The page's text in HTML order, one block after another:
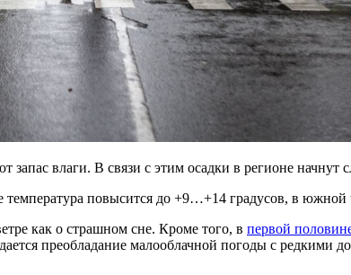
влаги. В связи с этим осадки в регионе начнут
температура повысится до +9…+14 градусов, в
как о страшном сне. Кроме того, в первой
преобладание малооблачной погоды с редкими